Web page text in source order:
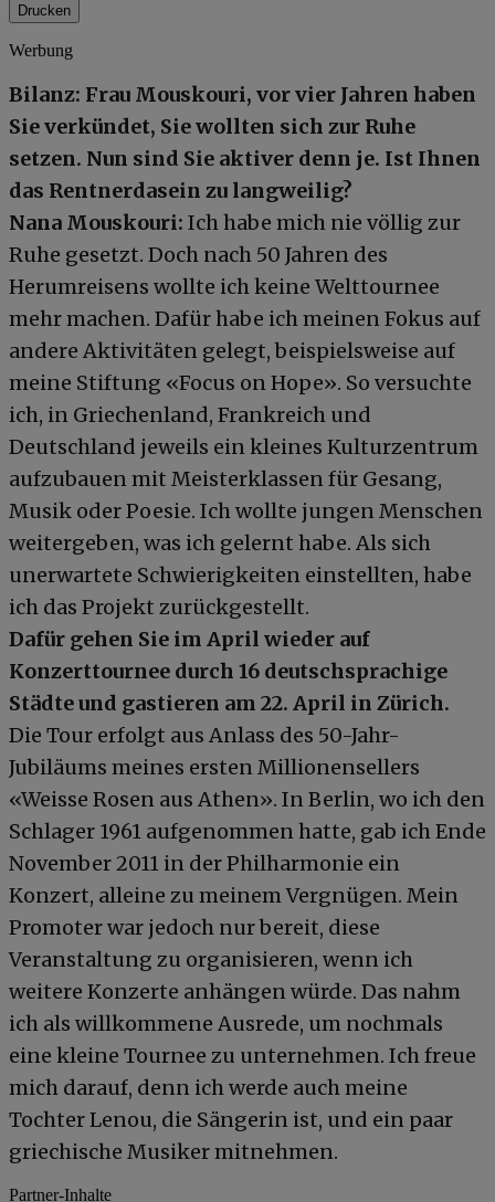
Drucken
Werbung
Bilanz: Frau Mouskouri, vor vier Jahren haben
Sie verkündet, Sie wollten sich zur Ruhe
setzen. Nun sind Sie aktiver denn je. Ist Ihnen
das Rentnerdasein zu langweilig?
Nana Mouskouri: Ich habe mich nie völlig zur
Ruhe gesetzt. Doch nach 50 Jahren des
Herumreisens wollte ich keine Welttournee
mehr machen. Dafür habe ich meinen Fokus auf
andere Aktivitäten gelegt, beispielsweise auf
meine Stiftung «Focus on Hope». So versuchte
ich, in Griechenland, Frankreich und
Deutschland jeweils ein kleines Kulturzentrum
aufzubauen mit Meisterklassen für Gesang,
Musik oder Poesie. Ich wollte jungen Menschen
weitergeben, was ich gelernt habe. Als sich
unerwartete Schwierigkeiten einstellten, habe
ich das Projekt zurückgestellt.
Dafür gehen Sie im April wieder auf
Konzerttournee durch 16 deutschsprachige
Städte und gastieren am 22. April in Zürich.
Die Tour erfolgt aus Anlass des 50-Jahr-
Jubiläums meines ersten Millionensellers
«Weisse Rosen aus Athen». In Berlin, wo ich den
Schlager 1961 aufgenommen hatte, gab ich Ende
November 2011 in der Philharmonie ein
Konzert, alleine zu meinem Vergnügen. Mein
Promoter war jedoch nur bereit, diese
Veranstaltung zu organisieren, wenn ich
weitere Konzerte anhängen würde. Das nahm
ich als willkommene Ausrede, um nochmals
eine kleine Tournee zu unternehmen. Ich freue
mich darauf, denn ich werde auch meine
Tochter Lenou, die Sängerin ist, und ein paar
griechische Musiker mitnehmen.
Partner-Inhalte